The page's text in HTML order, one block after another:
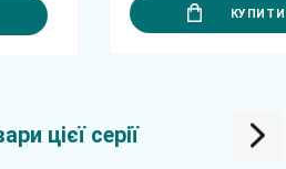
КУПИТИ
цієї серії